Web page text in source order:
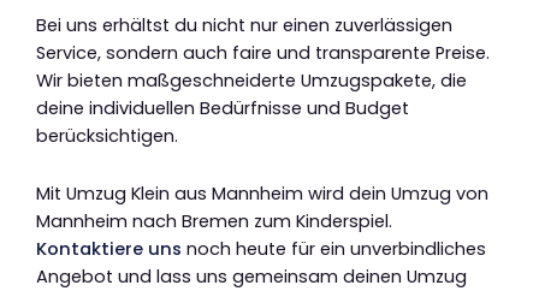
Bei uns erhältst du nicht nur einen zuverlässigen
Service, sondern auch faire und transparente Preise.
Wir bieten maßgeschneiderte Umzugspakete, die
deine individuellen Bedürfnisse und Budget
berücksichtigen.
Mit Umzug Klein aus Mannheim wird dein Umzug von
Mannheim nach Bremen zum Kinderspiel.
Kontaktiere uns noch heute für ein unverbindliches
Angebot und lass uns gemeinsam deinen Umzug